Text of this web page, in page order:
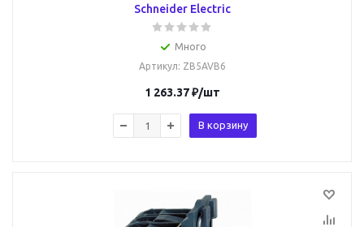
Schneider Electric
Много
Артикул: ZB5AVB6
1 263.37₽/шт
В корзину